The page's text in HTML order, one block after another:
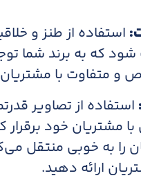
استفاده از طنز و
که به برند شما
و متفاوت با
استفاده از تصاویر
با مشتریان خود
به خوبی منتقل
ارائه دهید.